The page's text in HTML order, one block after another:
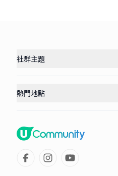
社群主題
熱門地點